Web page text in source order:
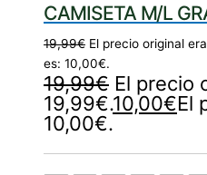
CAMISETA M/L
19,99€ El precio original
es: 10,00€.
19,99€ El precio
19,99€.10,00€El
10,00€.